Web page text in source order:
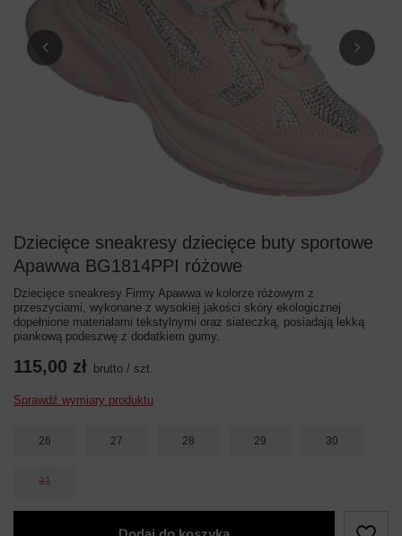
Dziecięce sneakresy dziecięce buty sportowe
Apawwa BG1814PPI różowe
Dziecięce sneakresy Firmy Apawwa w kolorze różowym z
przeszyciami, wykonane z wysokiej jakości skóry ekologicznej
dopełnione materiałami tekstylnymi oraz siateczką, posiadają lekką
piankową podeszwę z dodatkiem gumy.
115,00 zł brutto / szt.
Sprawdź wymiary produktu
26 27 28 29 30
31